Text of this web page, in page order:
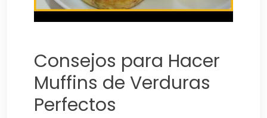
Consejos para Hacer
Muffins de Verduras
Perfectos